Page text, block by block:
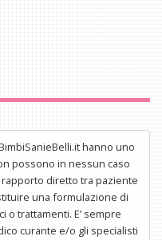
hanno uno
possono in nessun caso
diretto tra paziente
una formulazione di
o trattamenti. E’ sempre
curante e/o gli specialisti